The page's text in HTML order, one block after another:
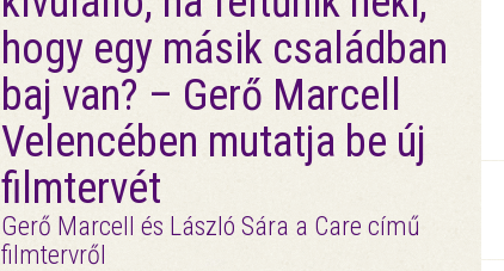
hogy egy másik családban
baj van? – Gerő Marcell
Velencében mutatja be új
filmtervét
Gerő Marcell és László Sára a Care című
filmtervről